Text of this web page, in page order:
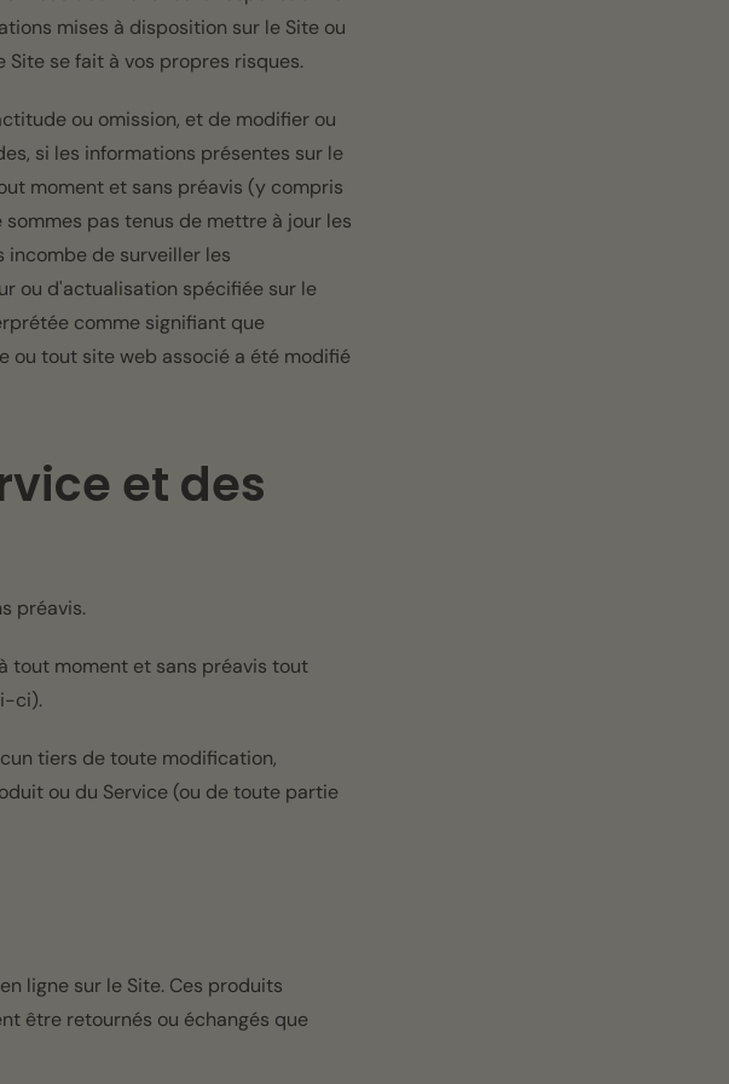
mises à disposition sur le Site ou
se fait à vos propres risques.
ou omission, et de modifier ou
si les informations présentes sur le
moment et sans préavis (y compris
pas tenus de mettre à jour les
incombe de surveiller les
ou d'actualisation spécifiée sur le
comme signifiant que
ou tout site web associé a été modifié
et des
préavis.
tout moment et sans préavis tout
ci).
tiers de toute modification,
ou du Service (ou de toute partie
ligne sur le Site. Ces produits
être retournés ou échangés que